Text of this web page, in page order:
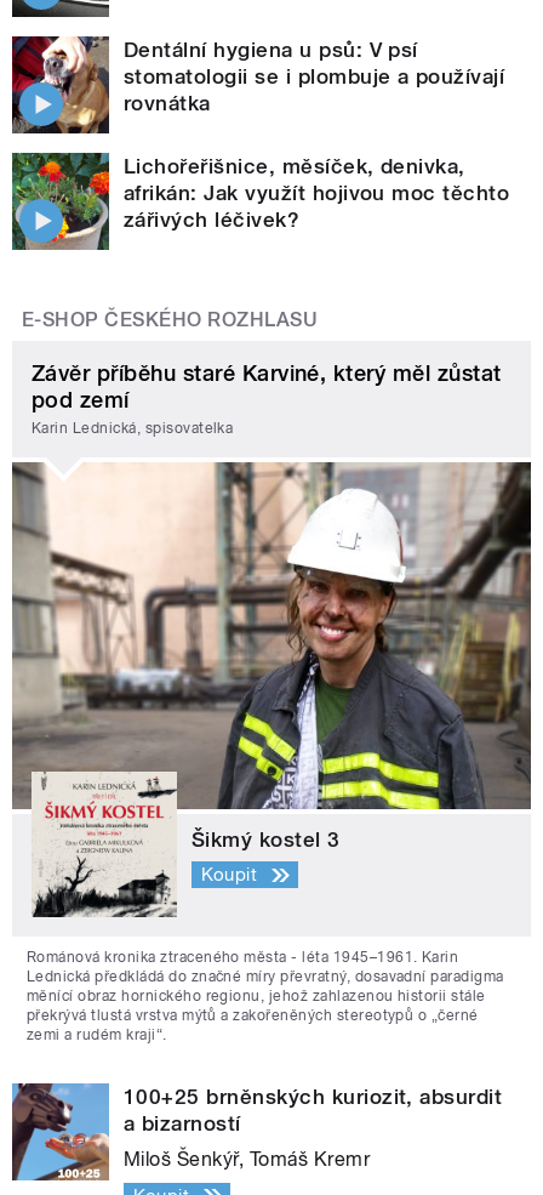
Dentální hygiena u psů: V psí
stomatologii se i plombuje a používají
rovnátka
Lichořeřišnice, měsíček, denivka,
afrikán: Jak využít hojivou moc těchto
zářivých léčivek?
E-SHOP ČESKÉHO ROZHLASU
Závěr příběhu staré Karviné, který měl zůstat
pod zemí
Karin Lednická, spisovatelka
Šikmý kostel 3
Koupit
Románová kronika ztraceného města - léta 1945–1961. Karin
Lednická předkládá do značné míry převratný, dosavadní paradigma
měnící obraz hornického regionu, jehož zahlazenou historii stále
překrývá tlustá vrstva mýtů a zakořeněných stereotypů o „černé
zemi a rudém kraji“.
100+25 brněnských kuriozit, absurdit
a bizarností
Miloš Šenkýř, Tomáš Kremr